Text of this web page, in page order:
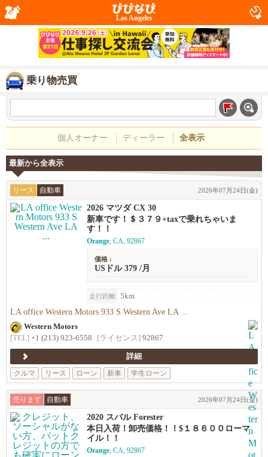
Los Angeles
乗り物売買
個人オーナー ディーラー 全表示
最新から全表示
リース 自動車 2026年07月24日(金)
2026 マツダ CX 30
新車です！＄３７９+taxで乗れちゃいま
す！！
Orange, CA, 92867
価格 :
USドル 379 /月
走行距離 5km
LA office Western Motors 933 S Western Ave LA ...
Western Motors
[TEL] +1 (213) 923-6558 [ライセンス] 92867
詳細
クルマ
リース ローン 新車 学生ローン
売ります 自動車 2026年07月24日(金)
2020 スバル Forester
本日入荷！卸売価格！！$１８６００ローマ
イル！！
Orange, CA, 92867